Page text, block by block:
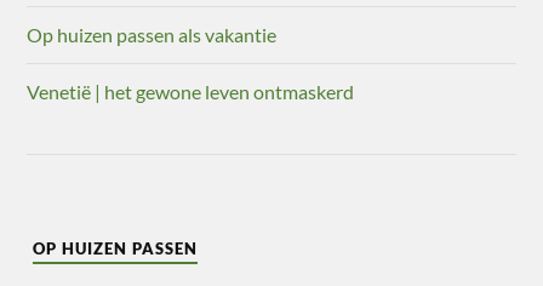
Op huizen passen als vakantie
Venetië | het gewone leven ontmaskerd
OP HUIZEN PASSEN